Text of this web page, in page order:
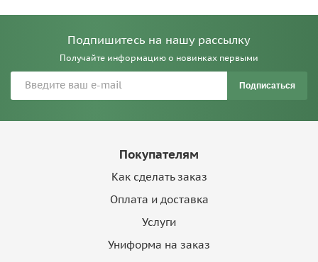
Подпишитесь на нашу рассылку
Получайте информацию о новинках первыми
Подписаться
Покупателям
Как сделать заказ
Оплата и доставка
Услуги
Униформа на заказ